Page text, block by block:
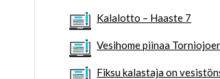
Kalalotto – Haaste 7
Vesihome piinaa
Fiksu kalastaja on